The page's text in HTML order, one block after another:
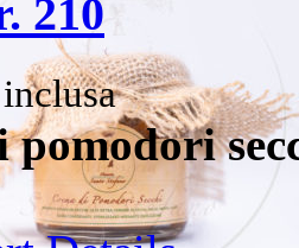
210
pomodori